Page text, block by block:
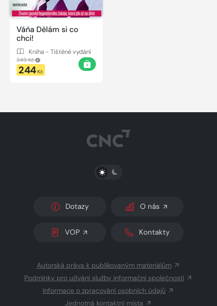
Váňa Dělám si co
chci!
Kniha - Tištěné vydání
349 Kč
244Kč
PŘEPNOUT SVĚTLÝ/TMAVÝ REŽIM
Dotazy O nás
VOP Kontakty
Autorská práva k publikovaným materiálům
Podmínky pro užívání služby informační společnosti
Informace o zpracování osobních údajů
Jednotná kontaktní místa